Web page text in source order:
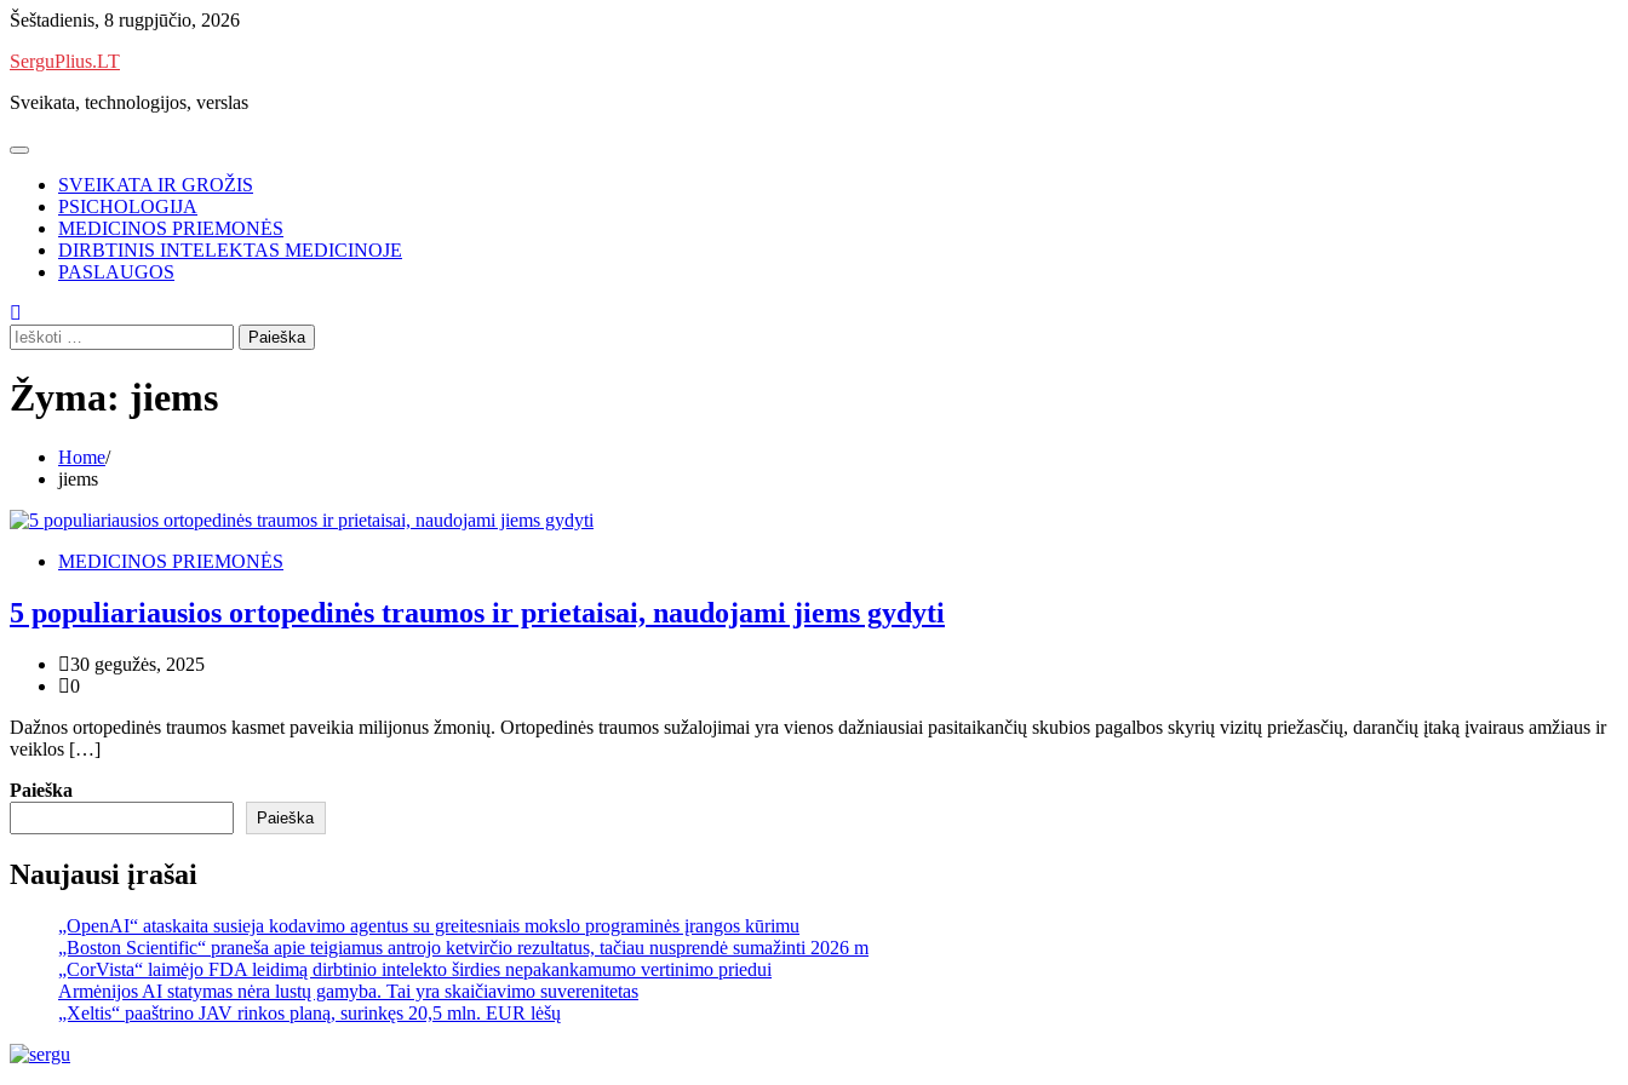
Skip
content
Šeštadienis, 8 rugpjūčio, 2026
SerguPlius.LT
Sveikata, technologijos, verslas
SVEIKATA IR GROŽIS
PSICHOLOGIJA
MEDICINOS PRIEMONĖS
DIRBTINIS INTELEKTAS MEDICINOJE
PASLAUGOS
Ieškoti:
Žyma: jiems
Home
jiems
MEDICINOS PRIEMONĖS
5 populiariausios ortopedinės traumos ir prietaisai, naudojami jiems gydyti
30 gegužės, 2025
0
Dažnos ortopedinės traumos kasmet paveikia milijonus žmonių. Ortopedinės traumos sužalojimai yra vienos dažniausiai pasitaikančių skubios pagalbos skyrių vizitų priežasčių, darančių įtaką įvairaus amžiaus ir
veiklos […]
Paieška
Paieška
Naujausi įrašai
„OpenAI“ ataskaita susieja kodavimo agentus su greitesniais mokslo programinės įrangos kūrimu
„Boston Scientific“ praneša apie teigiamus antrojo ketvirčio rezultatus, tačiau nusprendė sumažinti 2026 m
„CorVista“ laimėjo FDA leidimą dirbtinio intelekto širdies nepakankamumo vertinimo priedui
Armėnijos AI statymas nėra lustų gamyba. Tai yra skaičiavimo suverenitetas
„Xeltis“ paaštrino JAV rinkos planą, surinkęs 20,5 mln. EUR lėšų